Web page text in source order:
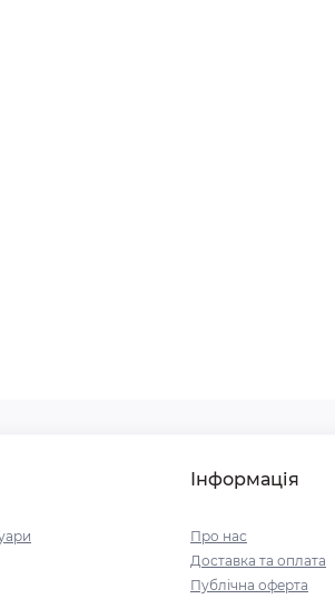
Інформація
Про нас
Доставка та оплата
Публічна оферта